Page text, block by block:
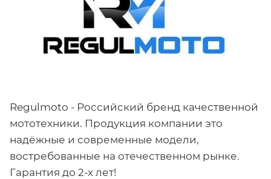
Regulmoto - Российский бренд качественной
мототехники. Продукция компании это
надёжные и современные модели,
востребованные на отечественном рынке.
Гарантия до 2-х лет!